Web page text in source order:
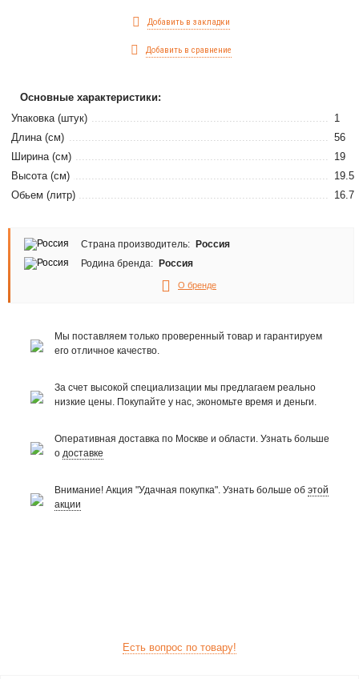
Добавить в закладки
Добавить в сравнение
Основные характеристики:
Упаковка (штук)
1
Длина (см)
56
Ширина (см)
19
Высота (см)
19.5
Обьем (литр)
16.7
Страна производитель: Россия
Родина бренда: Россия
О бренде
Мы поставляем только проверенный товар и гарантируем
его отличное качество.
За счет высокой специализации мы предлагаем реально
низкие цены. Покупайте у нас, экономьте время и деньги.
Оперативная доставка по Москве и области. Узнать больше
о доставке
Внимание! Акция "Удачная покупка". Узнать больше об этой
акции
Есть вопрос по товару!